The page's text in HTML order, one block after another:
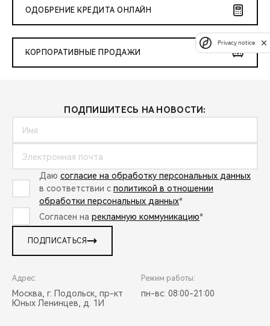
ОДОБРЕНИЕ КРЕДИТА ОНЛАЙН
КОРПОРАТИВНЫЕ ПРОДАЖИ
ПОДПИШИТЕСЬ НА НОВОСТИ:
Даю согласие на обработку персональных данных
в соответствии с политикой в отношении
обработки персональных данных*
Согласен на рекламную коммуникацию*
ПОДПИСАТЬСЯ
Адрес:
Москва, г. Подольск, пр-кт
Юных Ленинцев, д. 1И
Режим работы:
пн-вс: 08:00-21:00
Privacy notice